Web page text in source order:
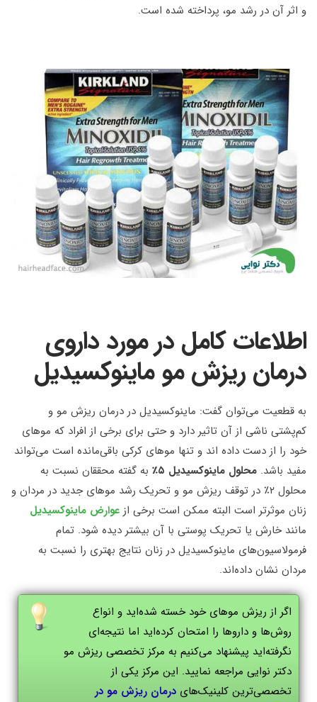
و اثر آن در رشد مو، پرداخته شده است.
اطلاعات کامل در مورد داروی
درمان ریزش مو ماینوکسیدیل
به قطعیت می‌توان گفت: ماینوکسیدیل در درمان ریزش مو و
کم‌پشتی ناشی از آن تاثیر دارد و حتی برای برخی از افراد که موهای
خود را از دست داده اند و تنها موهای کرکی باقی‌مانده است می‌تواند
مفید باشد. محلول ماینوکسیدیل ۵٪
به گفته محققان نسبت به
محلول ۲٪ در توقف ریزش مو و تحریک رشد موهای جدید در مردان و
زنان موثرتر است البته ممکن است برخی از عوارض ماینوکسیدیل
مانند خارش یا تحریک پوستی با آن بیشتر دیده شود. تمام
فرمولاسیون‌های ماینوکسیدیل در زنان نتایج بهتری را نسبت به
مردان نشان داده‌اند.
اگر از ریزش موهای خود خسته شده‌اید و انواع
روش‌ها و داروها را امتحان کرده‌اید اما نتیجه‌ای
نگرفته‌اید پیشنهاد می‌کنیم به مرکز تخصصی ریزش مو
دکتر نوایی مراجعه نمایید. این مرکز یکی از
تخصصی‌ترین کلینیک‌های درمان ریزش مو در